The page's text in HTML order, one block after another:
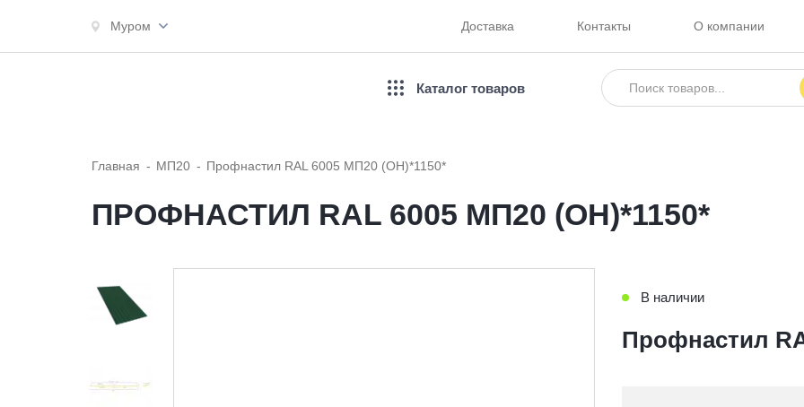
Муром Доставка Контакты О компании
Каталог товаров
Главная МП20 Профнастил RAL 6005 МП20 (ОН)*1150*
ПРОФНАСТИЛ RAL 6005 МП20 (ОН)*1150*
В наличии
Профнастил